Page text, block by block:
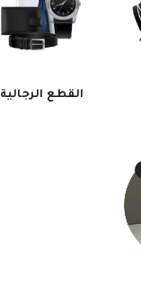
القطع الرجالية